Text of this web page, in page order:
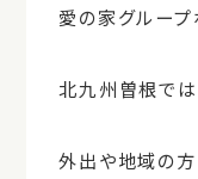
愛の家グループ
北九州曽根では
外出や地域の